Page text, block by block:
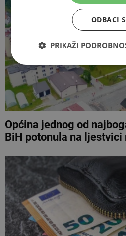
Općina jednog od
BiH potonula na
ODBACI
PRIKAŽI